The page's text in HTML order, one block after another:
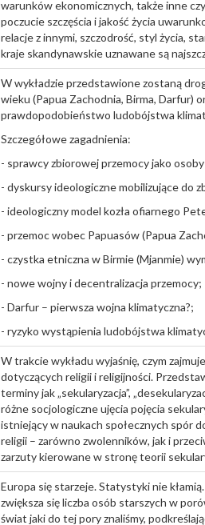
warunków ekonomicznych, także inne
poczucie szczęścia i jakość życia
relacje z innymi, szczodrość, styl życia,
kraje skandynawskie uznawane są
W wykładzie przedstawione zostaną
wieku (Papua Zachodnia, Birma, Darfur)
prawdopodobieństwo ludobójstwa
Szczegółowe zagadnienia:
- sprawcy zbiorowej przemocy jako
- dyskursy ideologiczne mobilizujące do
- ideologiczny model kozła ofiarnego
- przemoc wobec Papuasów (Papua
- czystka etniczna w Birmie (Mjanmie)
- nowe wojny i decentralizacja przemocy;
- Darfur – pierwsza wojna klimatyczna?;
- ryzyko wystąpienia ludobójstwa
W trakcie wykładu wyjaśnię, czym
dotyczących religii i religijności.
terminy jak „sekularyzacja”,
różne socjologiczne ujęcia pojęcia
istniejący w naukach społecznych spór
religii – zarówno zwolenników, jak i
zarzuty kierowane w stronę teorii
Europa się starzeje. Statystyki nie
zwiększa się liczba osób starszych w
świat jaki do tej pory znaliśmy,